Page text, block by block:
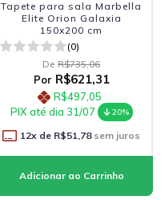
Tapete para sala Marbella
Elite Orion Galaxia
150x200 cm
(0)
De R$735,06
Por R$621,31
R$497,05
PIX até dia 31/07
20%
12x de R$51,78sem juros